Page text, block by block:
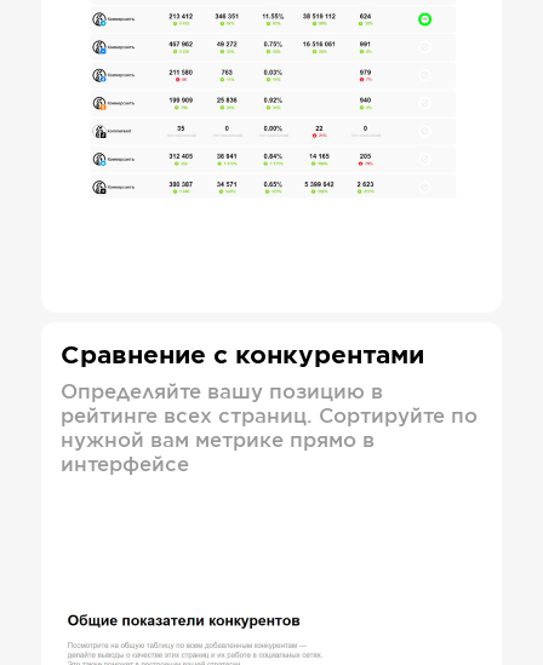
Сравнение с конкурентами
Определяйте вашу позицию в
рейтинге всех страниц. Сортируйте по
нужной вам метрике прямо в
интерфейсе